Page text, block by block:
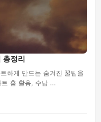
총정리
하게 만드는 숨겨진 꿀팁을
홈 활용, 수납 ...